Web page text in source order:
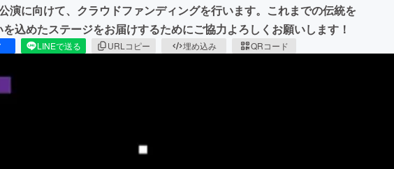
演に向けて、クラウドファンディングを行います。これまでの伝統を
込めたステージをお届けするためにご協力よろしくお願いします！
LINEで送る URLコピー 埋め込み QRコード